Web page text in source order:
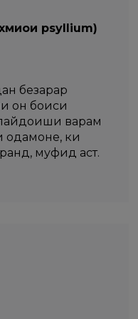
psyllium)
безарар
он боиси
варам
одамоне, ки
муфид аст.